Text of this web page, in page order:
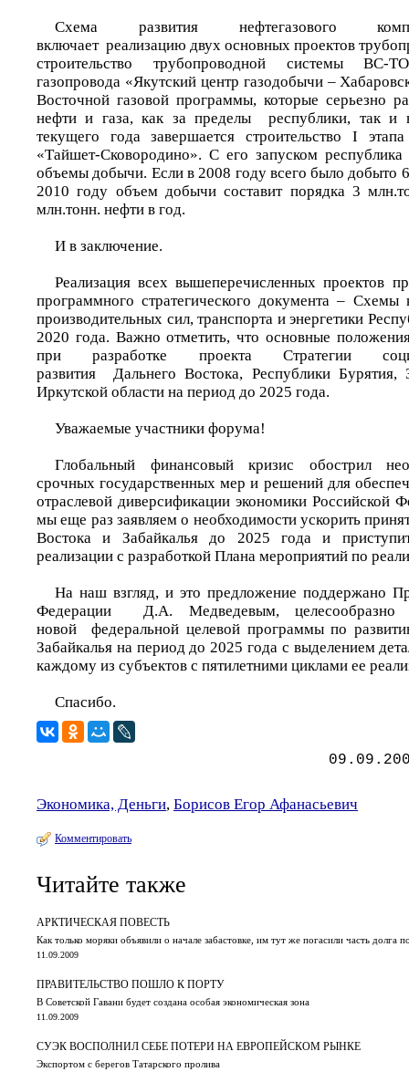
Схема развития нефтегазового
включает реализацию двух основных проектов
строительство трубопроводной системы ВС-
газопровода «Якутский центр газодобычи –
Восточной газовой программы, которые серьезно
нефти и газа, как за пределы республики, так и
текущего года завершается строительство I
«Тайшет-Сковородино». С его запуском республика
объемы добычи. Если в 2008 году всего было добыто
2010 году объем добычи составит порядка 3
млн.тонн. нефти в год.
И в заключение.
Реализация всех вышеперечисленных проектов
программного стратегического документа – Схемы
производительных сил, транспорта и энергетики
2020 года. Важно отметить, что основные
при разработке проекта Стратегии
развития Дальнего Востока, Республики Бурятия,
Иркутской области на период до 2025 года.
Уважаемые участники форума!
Глобальный финансовый кризис обострил
срочных государственных мер и решений для
отраслевой диверсификации экономики Российской
мы еще раз заявляем о необходимости ускорить
Востока и Забайкалья до 2025 года и
реализации с разработкой Плана мероприятий по
На наш взгляд, и это предложение поддержано
Федерации Д.А. Медведевым, целесообразно
новой федеральной целевой программы по
Забайкалья на период до 2025 года с выделением
каждому из субъектов с пятилетними циклами ее
Спасибо.
Экономика, Деньги, Борисов Егор Афанасьевич
Комментировать
Читайте также
АРКТИЧЕСКАЯ ПОВЕСТЬ
Как только моряки объявили о начале забастовке, им тут же погасили часть долга
11.09.2009
ПРАВИТЕЛЬСТВО ПОШЛО К ПОРТУ
В Советской Гавани будет создана особая экономическая зона
11.09.2009
СУЭК ВОСПОЛНИЛ СЕБЕ ПОТЕРИ НА ЕВРОПЕЙСКОМ РЫНКЕ
Экспортом с берегов Татарского пролива